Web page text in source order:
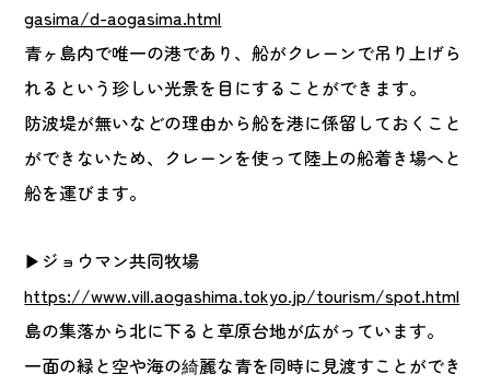
gasima/d-aogasima.html
青ヶ島内で唯一の港であり、船がクレーンで吊り上げら
れるという珍しい光景を目にすることができます。
防波堤が無いなどの理由から船を港に係留しておくこと
ができないため、クレーンを使って陸上の船着き場へと
船を運びます。
▶ジョウマン共同牧場
https://www.vill.aogashima.tokyo.jp/tourism/spot.html
島の集落から北に下ると草原台地が広がっています。
一面の緑と空や海の綺麗な青を同時に見渡すことができ